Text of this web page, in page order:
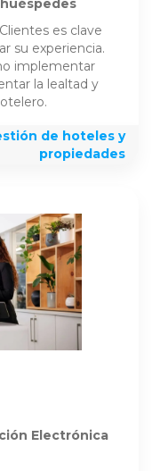
es clave
su experiencia.
implementar
la lealtad y
de hoteles y
propiedades
Electrónica